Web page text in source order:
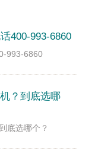
400-993-6860
993-6860
？到底选哪
底选哪个？